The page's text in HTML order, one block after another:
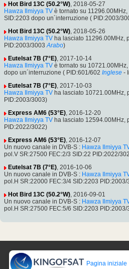
Hot Bird 13C (50.2°W), 2018-05-27
Hawza Ilmiyya TV è tornato su
SID:2203 dopo un´interruzione ( PID:2003/
Hot Bird 13C (50.2°W), 2018-05-26
Hawza Ilmiyya TV ha lasciato 11296.00MHz,
PID:2003/3003 Arabo)
Eutelsat 7B (7°E), 2017-10-14
Hawza Ilmiyya TV è tornato su
dopo un´interruzione ( PID:601/602 Inglese -
Eutelsat 7B (7°E), 2017-10-03
Hawza Ilmiyya TV ha lasciato 10721.00MHz,
PID:2003/3003)
Express AM6 (53°E), 2016-12-20
Hawza Ilmiyya TV ha lasciato 12594.00MHz,
PID:2022/3022)
Express AM6 (53°E), 2016-12-07
Un nuovo canale in DVB-S : Hawza Ilmiyya
pol.V SR:27500 FEC:2/3 SID:22 PID:2022/
Eutelsat 7B (7°E), 2016-10-06
Un nuovo canale in DVB-S : Hawza Ilmiyya
pol.H SR:22000 FEC:3/4 SID:2203 PID:2003/
Hot Bird 13C (50.2°W), 2016-09-01
Un nuovo canale in DVB-S : Hawza Ilmiyya
pol.H SR:27500 FEC:5/6 SID:2203 PID:2003/
Pagina iniziale